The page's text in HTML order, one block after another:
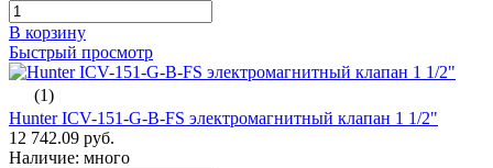
В корзину
Быстрый просмотр
(1)
Hunter ICV-151-G-B-FS электромагнитный клапан 1 1/2"
12 742.09 руб.
Наличие: много